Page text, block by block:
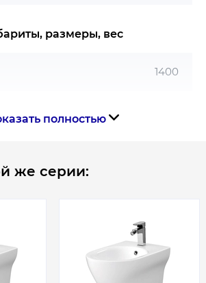
размеры, вес
1400
полностью
же серии: